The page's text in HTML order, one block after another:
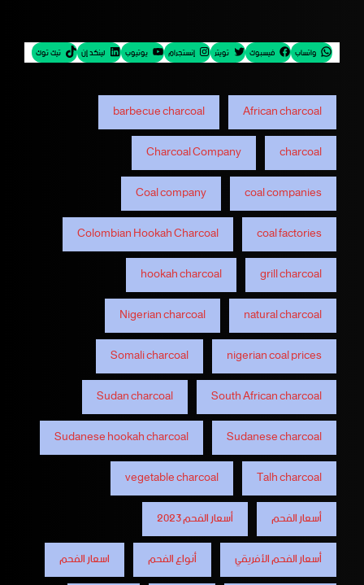
واتساب فيسبوك تويتر إنستجرام يوتيوب لينكد إن تيك توك
African charcoal
barbecue charcoal
charcoal
Charcoal Company
coal companies
Coal company
coal factories
Colombian Hookah Charcoal
grill charcoal
hookah charcoal
natural charcoal
Nigerian charcoal
nigerian coal prices
Somali charcoal
South African charcoal
Sudan charcoal
Sudanese charcoal
Sudanese hookah charcoal
Talh charcoal
vegetable charcoal
أسعار الفحم
أسعار الفحم 2023
أسعار الفحم الأفريقي
أنواع الفحم
اسعار الفحم